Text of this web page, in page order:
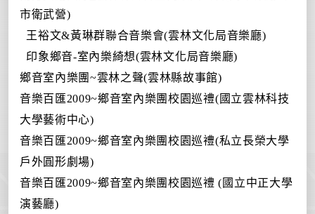
市衛武營)
王裕文&黃琳群聯合音樂會(雲林文化局音樂廳)
印象鄉音-室內樂綺想(雲林文化局音樂廳)
鄉音室內樂團~雲林之聲(雲林縣故事館)
音樂百匯2009~鄉音室內樂團校園巡禮( 國立雲林科技
大學藝術中心)
音樂百匯2009~鄉音室內樂團校園巡禮(私立長榮大學
戶外圓形劇場)
音樂百匯2009~鄉音室內樂團校園巡禮 ( 國立中正大學
演藝廳)